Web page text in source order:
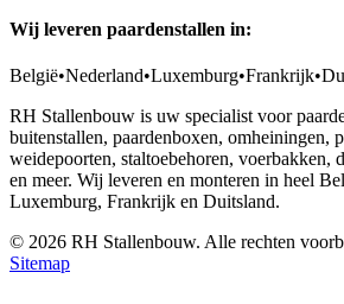
Wij leveren paardenstallen in:
België•Nederland•Luxemburg•Frankrijk•
RH Stallenbouw is uw specialist voor
buitenstallen, paardenboxen, omheiningen,
weidepoorten, staltoebehoren, voerbakken,
en meer. Wij leveren en monteren in heel
Luxemburg, Frankrijk en Duitsland.
© 2026 RH Stallenbouw. Alle rechten
Sitemap